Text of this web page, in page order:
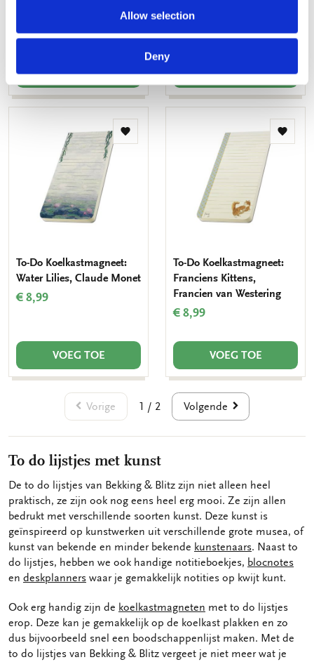
Allow selection
Deny
€ 8,99
VOEG TOE
€ 8,99
VOEG TOE
Toevoegen
To-Do Koelkastmagneet:
Water Lilies, Claude Monet
€ 8,99
VOEG TOE
To-Do Koelkastmagneet:
Franciens Kittens,
Francien van Westering
€ 8,99
VOEG TOE
Vorige 1 / 2 Volgende
To do lijstjes met kunst
De to do lijstjes van Bekking & Blitz zijn niet alleen heel
praktisch, ze zijn ook nog eens heel erg mooi. Ze zijn allen
bedrukt met verschillende soorten kunst. Deze kunst is
geïnspireerd op kunstwerken uit verschillende grote musea, of
kunst van bekende en minder bekende kunstenaars. Naast to
do lijstjes, hebben we ook handige notitieboekjes, blocnotes
en deskplanners waar je gemakkelijk notities op kwijt kunt.
Ook erg handig zijn de koelkastmagneten met to do lijstjes
erop. Deze kan je gemakkelijk op de koelkast plakken en zo
dus bijvoorbeeld snel een boodschappenlijst maken. Met de
to do lijstjes van Bekking & Blitz vergeet je niet meer wat je